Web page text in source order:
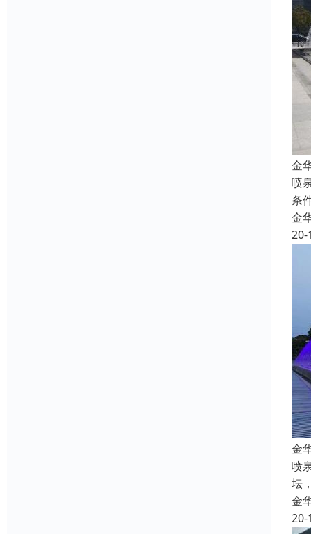
金
喷
条
金
20-
金
喷
坛
金
20-